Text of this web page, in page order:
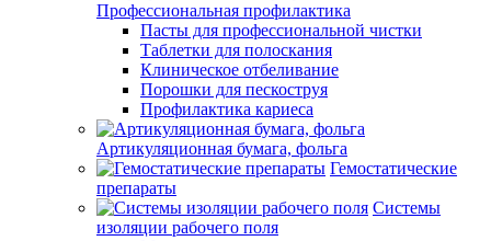
Профессиональная профилактика
Пасты для профессиональной чистки
Таблетки для полоскания
Клиническое отбеливание
Порошки для пескоструя
Профилактика кариеса
Артикуляционная бумага, фольга
Гемостатические
препараты
Системы
изоляции рабочего поля